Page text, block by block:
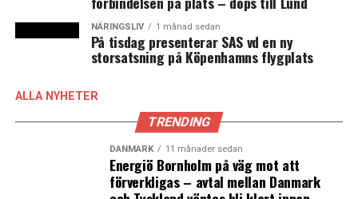
Nye Borgerlige utmanar Dansk Folkeparti med en mera restriktiv politik
när det gäller EU och invandring. Foto: News Øresund
NÄRINGSLIV 1 månad sedan
På tisdag presenterar SAS vd en ny
storsatsning på Köpenhamns flygplats
ALLA NYHETER
TRENDING
DANMARK 11 månader sedan
Energiö Bornholm på väg mot att
förverkligas – avtal mellan Danmark